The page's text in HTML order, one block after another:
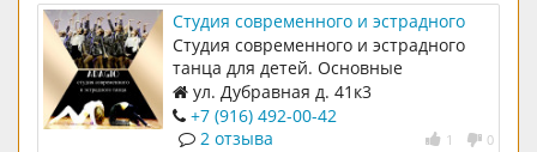
Студия современного и эстрадного
танца "Adagio".
Студия современного и эстрадного
танца для детей. Основные
направления контемпорари,
эстрадный танец.
ул. Дубравная д. 41к3
+7 (916) 492-00-42
1 0
2 отзыва